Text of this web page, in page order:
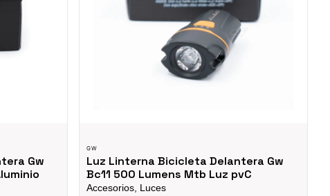
Gw
GW
Luz Linterna Bicicleta Delantera Gw
Bc11 500 Lumens Mtb Luz pvC
Accesorios, Luces